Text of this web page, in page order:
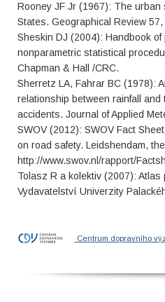
Rooney JF Jr (1967): The urban
States. Geographical Review
Sheskin DJ (2004): Handbook of
nonparametric statistical
Chapman & Hall /CRC.
Sherretz LA, Fahrar BC (1978):
relationship between rainfall and
accidents. Journal of Applied
SWOV (2012): SWOV Fact
on road safety. Leidshendam,
http://www.swov.nl/rapport/
Tolasz R a kolektiv (2007):
Vydavatelství Univerzity
Centrum dopravního